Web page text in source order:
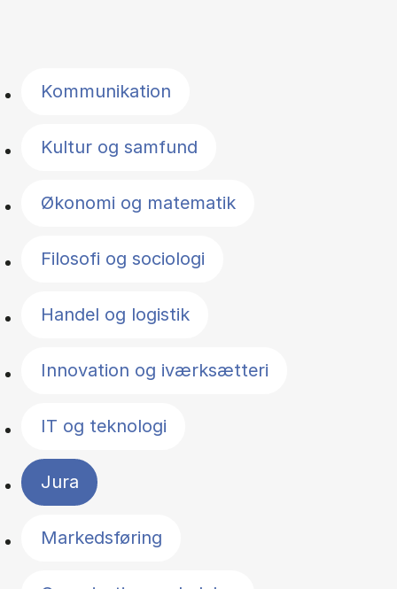
Kommunikation
Kultur og samfund
Økonomi og matematik
Filosofi og sociologi
Handel og logistik
Innovation og iværksætteri
IT og teknologi
Jura
Markedsføring